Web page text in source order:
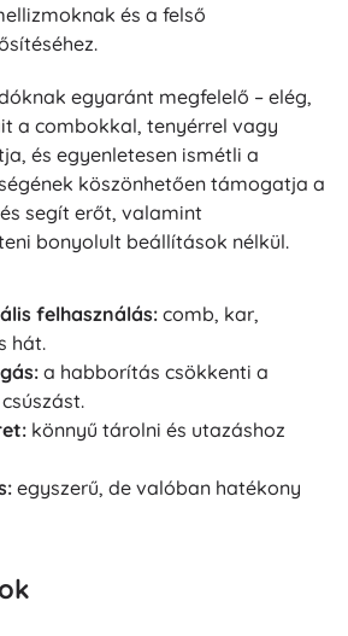
és a felső
egyaránt megfelelő – elég,
a combokkal, tenyérrel vagy
és egyenletesen ismétli a
köszönhetően támogatja a
segít erőt, valamint
bonyolult beállítások nélkül.
felhasználás: comb, kar,
hát.
a habborítás csökkenti a
könnyű tárolni és utazáshoz
egyszerű, de valóban hatékony